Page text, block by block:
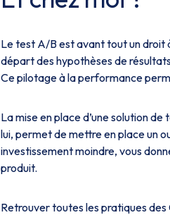
Le test A/B est avant tout un droit
départ des hypothèses de
Ce pilotage à la performance
La mise en place d’une solution
lui, permet de mettre en place un
investissement moindre, vous
produit.
Retrouver toutes les pratiques